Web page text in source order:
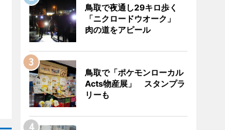
鳥取で夜通し29キロ歩く
「ニクロードウオーク」
肉の道をアピール
鳥取で「ポケモンローカル
Acts物産展」 スタンプラ
リーも